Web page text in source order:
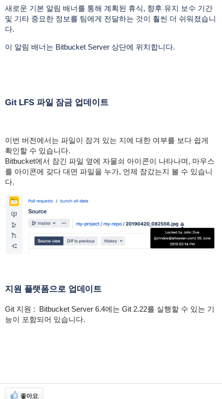
새로운 기본 알림 배너를 통해 계획된 휴식, 향후 유지 보수 기간
및 기타 중요한 정보를 팀에게 전달하는 것이 훨씬 더 쉬워졌습니
다.
이 알림 배너는 Bitbucket Server 상단에 위치합니다.
Git LFS 파일 잠금 업데이트
이번 버전에서는 파일이 잠겨 있는 지에 대한 여부를 보다 쉽게
확인할 수 있습니다.
Bitbucket에서 잠긴 파일 옆에 자물쇠 아이콘이 나타나며, 마우스
를 아이콘에 갖다 대면 파일을 누가, 언제 잠갔는지 볼 수 있습니
다.
지원 플랫폼으로 업데이트
Git 지원 : Bitbucket Server 6.4에는 Git 2.22를 실행할 수 있는 기
능이 포함되어 있습니다.
좋아요